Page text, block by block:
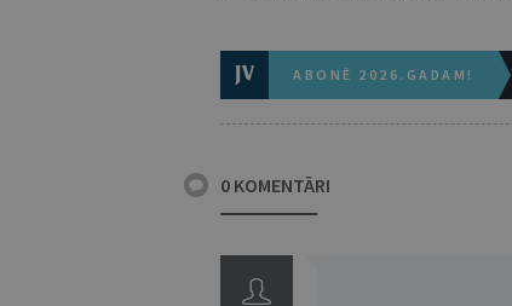
ABONĒ 2026.GADAM!
0 KOMENTĀRI